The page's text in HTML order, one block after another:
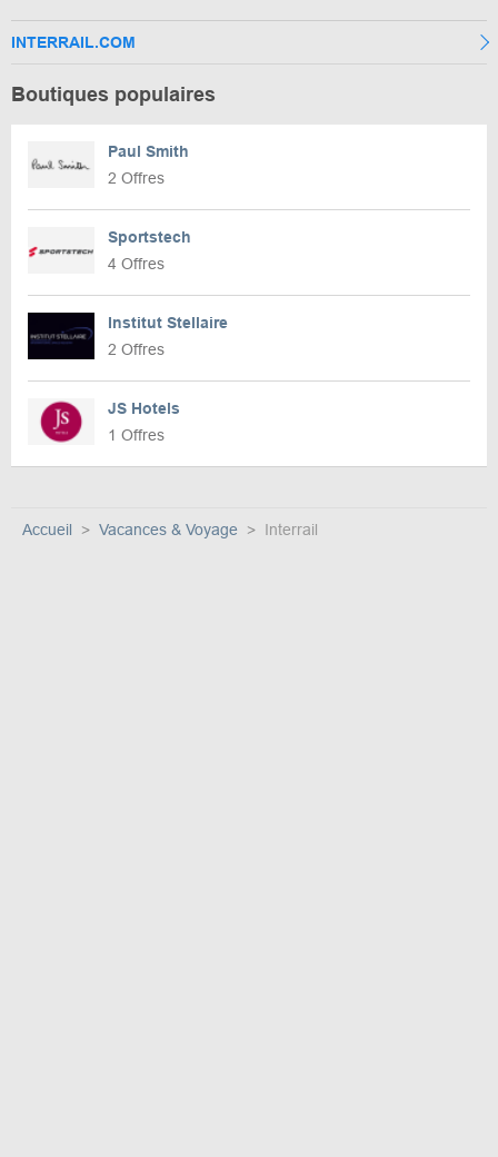
INTERRAIL.COM
Boutiques populaires
Paul Smith
2 Offres
Sportstech
4 Offres
Institut Stellaire
2 Offres
JS Hotels
1 Offres
Accueil Vacances & Voyage Interrail